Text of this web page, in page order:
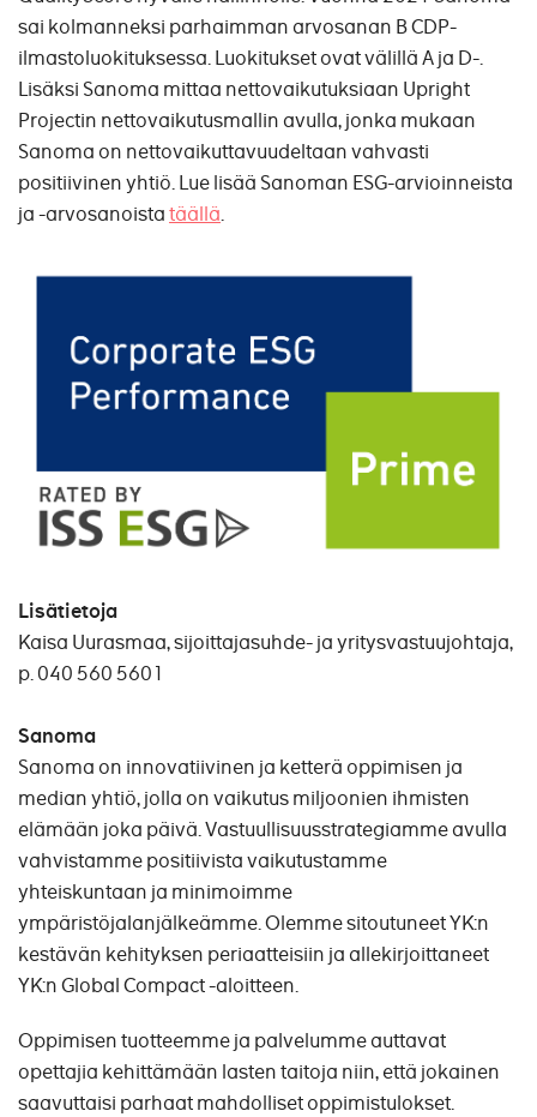
sai kolmanneksi parhaimman arvosanan B CDP-
ilmastoluokituksessa. Luokitukset ovat välillä A ja D-.
Lisäksi Sanoma mittaa nettovaikutuksiaan Upright
Projectin nettovaikutusmallin avulla, jonka mukaan
Sanoma on nettovaikuttavuudeltaan vahvasti
positiivinen yhtiö. Lue lisää Sanoman ESG-arvioinneista
ja -arvosanoistatäällä.
Lisätietoja
Kaisa Uurasmaa, sijoittajasuhde- ja yritysvastuujohtaja,
p. 040 560 5601
Sanoma
Sanoma on innovatiivinen ja ketterä oppimisen ja
median yhtiö, jolla on vaikutus miljoonien ihmisten
elämään joka päivä. Vastuullisuusstrategiamme avulla
vahvistamme positiivista vaikutustamme
yhteiskuntaan ja minimoimme
ympäristöjalanjälkeämme. Olemme sitoutuneet YK:n
kestävän kehityksen periaatteisiin ja allekirjoittaneet
YK:n Global Compact -aloitteen.
Oppimisen tuotteemme ja palvelumme auttavat
opettajia kehittämään lasten taitoja niin, että jokainen
saavuttaisi parhaat mahdolliset oppimistulokset.